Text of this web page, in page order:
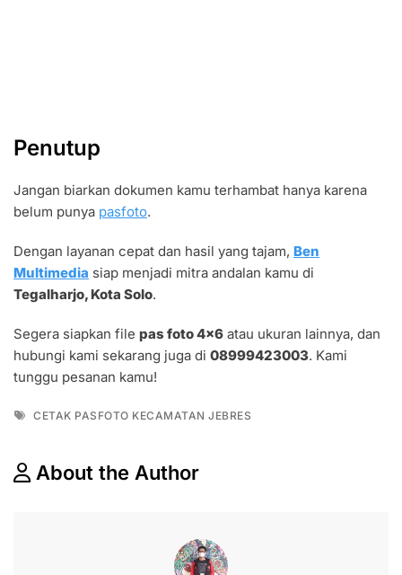
Penutup
Jangan biarkan dokumen kamu terhambat hanya karena
belum punya pasfoto.
Dengan layanan cepat dan hasil yang tajam, Ben
Multimedia siap menjadi mitra andalan kamu di
Tegalharjo, Kota Solo.
Segera siapkan file pas foto 4×6 atau ukuran lainnya, dan
hubungi kami sekarang juga di 08999423003. Kami
tunggu pesanan kamu!
Tags
CETAK PASFOTO KECAMATAN JEBRES
About the Author